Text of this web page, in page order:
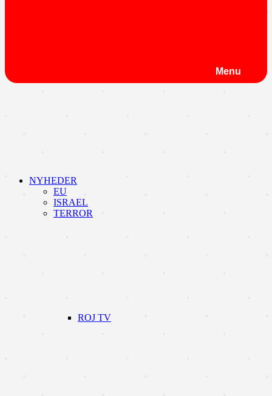
Menu
NYHEDER
EU
ISRAEL
TERROR
ROJ TV